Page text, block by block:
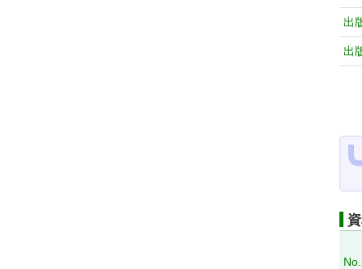
出
出
No.